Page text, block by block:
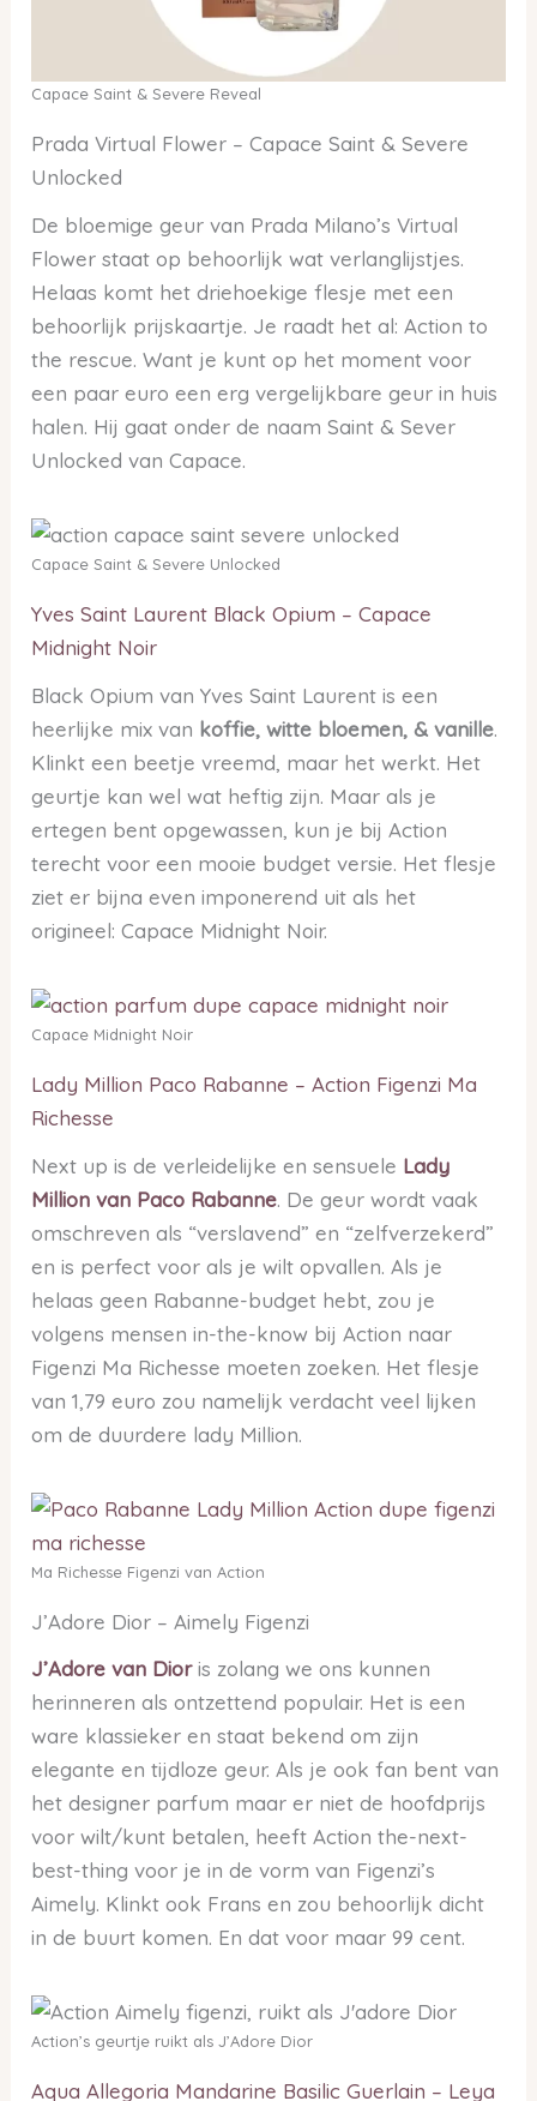
Capace Saint & Severe Reveal
Prada Virtual Flower – Capace Saint & Severe
Unlocked
De bloemige geur van Prada Milano’s Virtual
Flower staat op behoorlijk wat verlanglijstjes.
Helaas komt het driehoekige flesje met een
behoorlijk prijskaartje. Je raadt het al: Action to
the rescue. Want je kunt op het moment voor
een paar euro een erg vergelijkbare geur in huis
halen. Hij gaat onder de naam Saint & Sever
Unlocked van Capace.
Capace Saint & Severe Unlocked
Yves Saint Laurent Black Opium – Capace
Midnight Noir
Black Opium van Yves Saint Laurent is een
heerlijke mix van koffie, witte bloemen, & vanille.
Klinkt een beetje vreemd, maar het werkt. Het
geurtje kan wel wat heftig zijn. Maar als je
ertegen bent opgewassen, kun je bij Action
terecht voor een mooie budget versie. Het flesje
ziet er bijna even imponerend uit als het
origineel: Capace Midnight Noir.
Capace Midnight Noir
Lady Million Paco Rabanne – Action Figenzi Ma
Richesse
Next up is de verleidelijke en sensuele Lady
Million van Paco Rabanne. De geur wordt vaak
omschreven als “verslavend” en “zelfverzekerd”
en is perfect voor als je wilt opvallen. Als je
helaas geen Rabanne-budget hebt, zou je
volgens mensen in-the-know bij Action naar
Figenzi Ma Richesse moeten zoeken. Het flesje
van 1,79 euro zou namelijk verdacht veel lijken
om de duurdere lady Million.
Ma Richesse Figenzi van Action
J’Adore Dior – Aimely Figenzi
J’Adore van Dioris zolang we ons kunnen
herinneren als ontzettend populair. Het is een
ware klassieker en staat bekend om zijn
elegante en tijdloze geur. Als je ook fan bent van
het designer parfum maar er niet de hoofdprijs
voor wilt/kunt betalen, heeft Action the-next-
best-thing voor je in de vorm van Figenzi’s
Aimely. Klinkt ook Frans en zou behoorlijk dicht
in de buurt komen. En dat voor maar 99 cent.
Action’s geurtje ruikt als J’Adore Dior
Aqua Allegoria Mandarine Basilic Guerlain – Leya